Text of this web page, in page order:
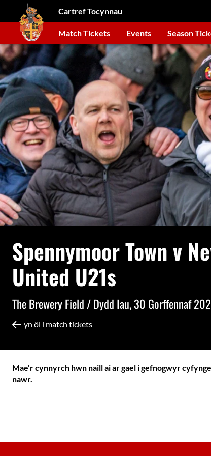
Cartref Tocynnau
Match Tickets Events Season
Spennymoor Town v
United U21s
The Brewery Field /Dydd Iau, 30 Gorffennaf
yn ôl i match tickets
Mae'r cynnyrch hwn naill ai ar gael i gefnogwyr
nawr.